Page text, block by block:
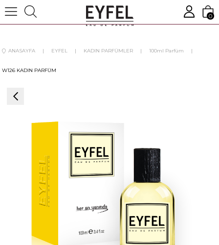
0
ANASAYFA EYFEL KADIN PARFÜMLER 100ml Parfüm
W126 KADIN PARFÜM